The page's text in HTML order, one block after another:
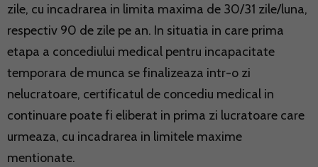
zile, cu incadrarea in limita maxima de 30/31 zile/luna,
respectiv 90 de zile pe an. In situatia in care prima
etapa a concediului medical pentru incapacitate
temporara de munca se finalizeaza intr-o zi
nelucratoare, certificatul de concediu medical in
continuare poate fi eliberat in prima zi lucratoare care
urmeaza, cu incadrarea in limitele maxime
mentionate.